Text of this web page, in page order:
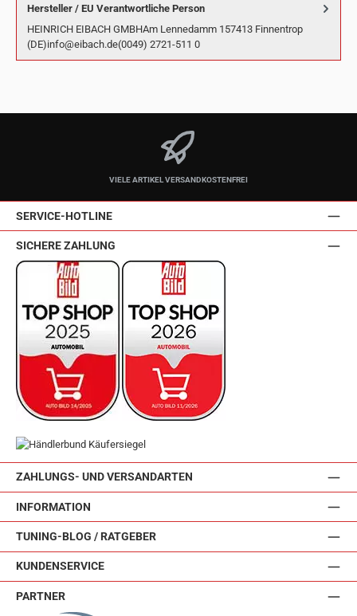
Hersteller / EU Verantwortliche Person
HEINRICH EIBACH GMBHAm Lennedamm 157413 Finnentrop
(DE)info@eibach.de(0049) 2721-511 0
VIELE ARTIKEL VERSANDKOSTENFREI
SERVICE-HOTLINE
ZAHLUNGS- UND VERSANDARTEN
INFORMATION
TUNING-BLOG / RATGEBER
KUNDENSERVICE
SICHERE ZAHLUNG
PARTNER